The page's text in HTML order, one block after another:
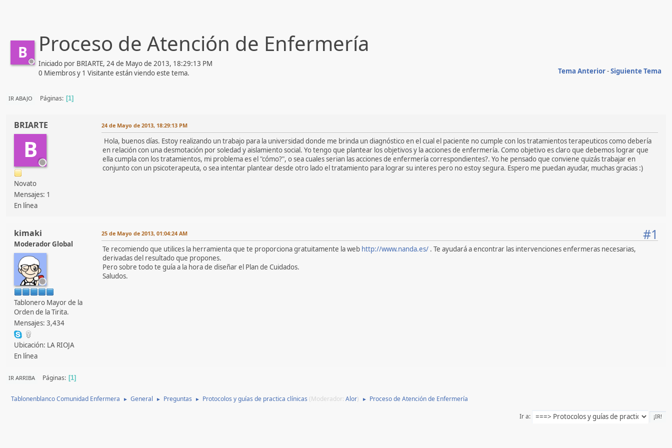
B Proceso de Atención de Enfermería
Iniciado por BRIARTE, 24 de Mayo de 2013, 18:29:13 PM
Tema Anterior-Siguiente Tema
0 Miembros y 1 Visitante están viendo este tema.
IR ABAJO Páginas 1
BRIARTE
B
Novato
Mensajes: 1
En línea
24 de Mayo de 2013, 18:29:13 PM
Hola, buenos días. Estoy realizando un trabajo para la universidad donde me brinda un diagnóstico en el cual el paciente no cumple con los tratamientos terapeuticos como debería
en relación con una desmotación por soledad y aislamiento social. Yo tengo que plantear los objetivos y la acciones de enfermería. Como objetivo es claro que debemos lograr que
ella cumpla con los tratamientos, mi problema es el "cómo?", o sea cuales serian las acciones de enfermería correspondientes?. Yo he pensado que conviene quizás trabajar en
conjunto con un psicoterapeuta, o sea intentar plantear desde otro lado el tratamiento para lograr su interes pero no estoy segura. Espero me puedan ayudar, muchas gracias :)
kimaki
Moderador Global
Tablonero Mayor de la
Orden de la Tirita.
Mensajes: 3,434
Ubicación: LA RIOJA
En línea
#1
25 de Mayo de 2013, 01:04:24 AM
Te recomiendo que utilices la herramienta que te proporciona gratuitamente la web http://www.nanda.es/ . Te ayudará a encontrar las intervenciones enfermeras necesarias,
derivadas del resultado que propones.
Pero sobre todo te guía a la hora de diseñar el Plan de Cuidados.
Saludos.
IR ARRIBA Páginas 1
Tablonenblanco Comunidad Enfermera ► General ► Preguntas ► Protocolos y guías de practica clínicas (Moderador: Alor) ► Proceso de Atención de Enfermería
Ir a